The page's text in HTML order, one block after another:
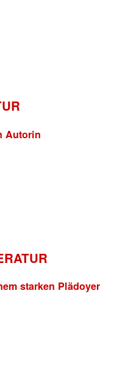
Autorin
starken Plädoyer